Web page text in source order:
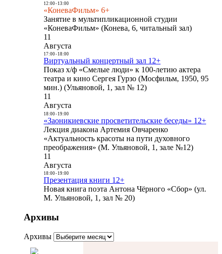
12:00- 13:00
«КоневаФильм» 6+
Занятие в мультипликационной студии
«КоневаФильм» (Конева, 6, читальный зал)
11
Августа
17:00- 18:00
Виртуальный концертный зал 12+
Показ х/ф «Смелые люди» к 100-летию актера
театра и кино Сергея Гурзо (Мосфильм, 1950, 95
мин.) (Ульяновой, 1, зал № 12)
11
Августа
18:00- 19:00
«Заоникиевские просветительские беседы» 12+
Лекция диакона Артемия Овчаренко
«Актуальность красоты на пути духовного
преображения» (М. Ульяновой, 1, зале №12)
11
Августа
18:00- 19:00
Презентация книги 12+
Новая книга поэта Антона Чёрного «Сбор» (ул.
М. Ульяновой, 1, зал № 20)
Архивы
Архивы